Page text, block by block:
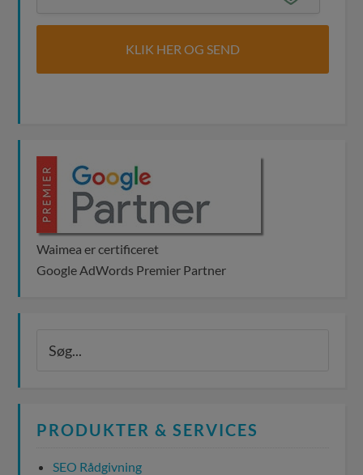
Waimea er certificeret
Google AdWords Premier Partner
PRODUKTER & SERVICES
SEO Rådgivning